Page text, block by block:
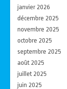
janvier 2026
décembre 2025
novembre 2025
octobre 2025
septembre 2025
août 2025
juillet 2025
juin 2025